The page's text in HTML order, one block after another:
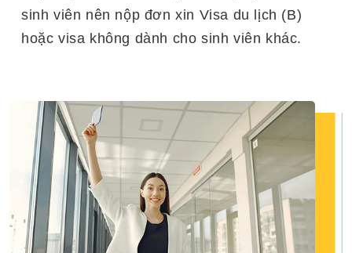
sinh viên nên nộp đơn xin Visa du lịch (B)
hoặc visa không dành cho sinh viên khác.